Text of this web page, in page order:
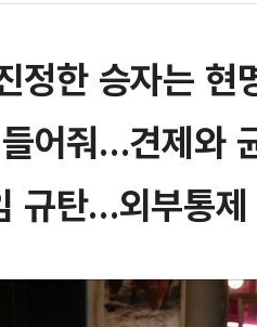
정한 승자는 현
어줘…견제와
규탄…외부통